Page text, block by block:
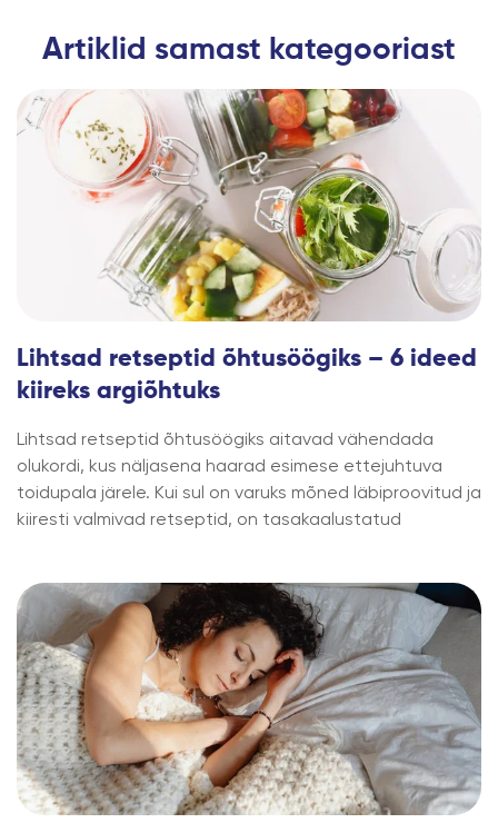
Artiklid samast kategooriast
Lihtsad retseptid õhtusöögiks – 6 ideed
kiireks argiõhtuks
Lihtsad retseptid õhtusöögiks aitavad vähendada
olukordi, kus näljasena haarad esimese ettejuhtuva
toidupala järele. Kui sul on varuks mõned läbiproovitud ja
kiiresti valmivad retseptid, on tasakaalustatud